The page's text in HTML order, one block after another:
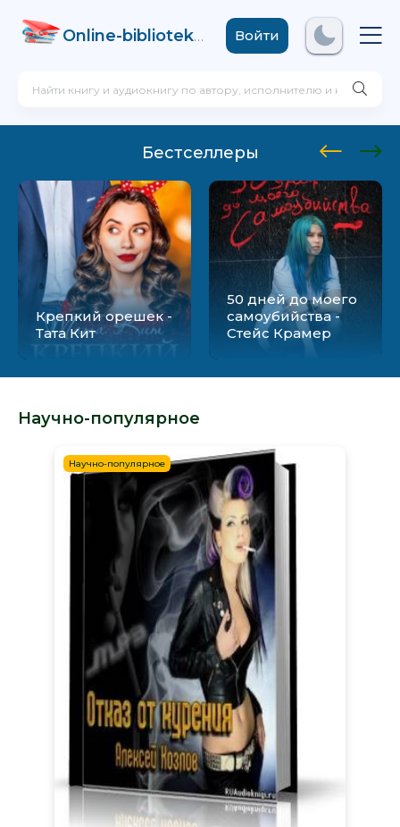
Online-biblioteka .comВойти
Бестселлеры
Крепкий орешек -
Тата Кит
50 дней до моего
самоубийства -
Стейс Крамер
Научно-популярное
Научно-популярное